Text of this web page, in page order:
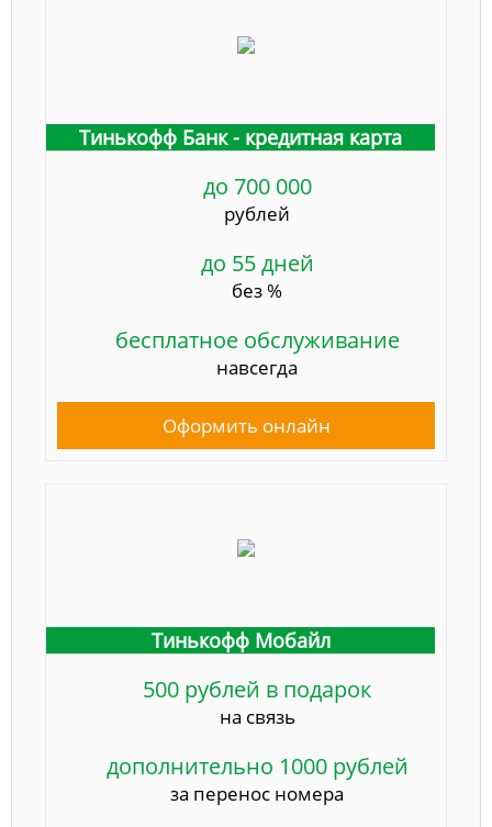
Тинькофф Банк - кредитная карта
до 700 000
рублей
до 55 дней
без %
бесплатное обслуживание
навсегда
Оформить онлайн
Тинькофф Мобайл
500 рублей в подарок
на связь
дополнительно 1000 рублей
за перенос номера